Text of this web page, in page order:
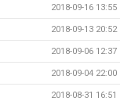
2018-09-16 13:55
2018-09-13 20:52
2018-09-06 12:37
2018-09-04 22:00
2018-08-31 16:51